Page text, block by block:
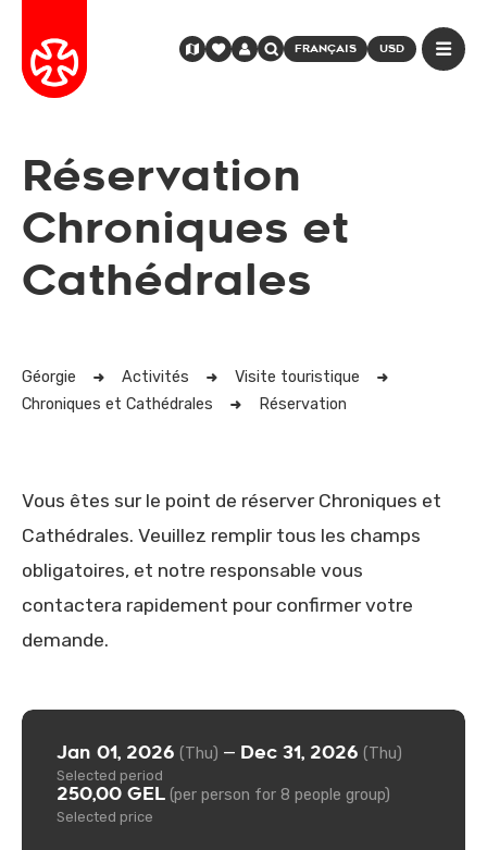
FRANÇAIS USD
Réservation
Chroniques et
Cathédrales
Géorgie Activités
Visite touristique
Chroniques et Cathédrales
Réservation
Vous êtes sur le point de réserver Chroniques et
Cathédrales. Veuillez remplir tous les champs
obligatoires, et notre responsable vous
contactera rapidement pour confirmer votre
demande.
Jan 01, 2026 (Thu) — Dec 31, 2026 (Thu)
Selected period
250,00 GEL (per person for 8 people group)
Selected price